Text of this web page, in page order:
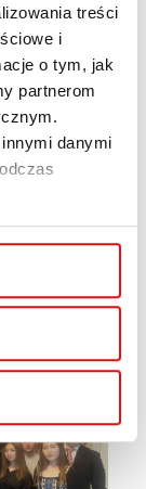
treści
i
o tym, jak
partnerom
danymi